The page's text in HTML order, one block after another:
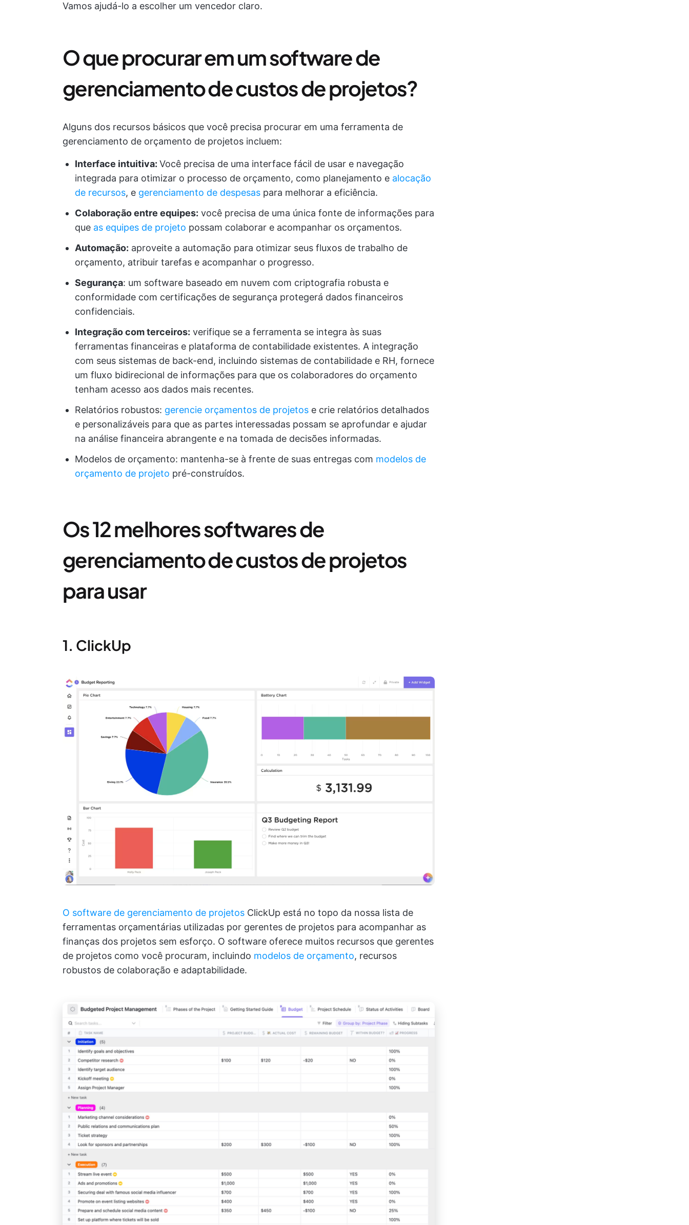
Vamos ajudá-lo a escolher um vencedor claro.
O que procurar em um software de
gerenciamento de custos de projetos?
Alguns dos recursos básicos que você precisa procurar em uma ferramenta de
gerenciamento de orçamento de projetos incluem:
Interface intuitiva: Você precisa de uma interface fácil de usar e navegação
integrada para otimizar o processo de orçamento, como planejamento e alocação
de recursos, e gerenciamento de despesas para melhorar a eficiência.
Colaboração entre equipes: você precisa de uma única fonte de informações para
que as equipes de projeto possam colaborar e acompanhar os orçamentos.
Automação: aproveite a automação para otimizar seus fluxos de trabalho de
orçamento, atribuir tarefas e acompanhar o progresso.
Segurança: um software baseado em nuvem com criptografia robusta e
conformidade com certificações de segurança protegerá dados financeiros
confidenciais.
Integração com terceiros: verifique se a ferramenta se integra às suas
ferramentas financeiras e plataforma de contabilidade existentes. A integração
com seus sistemas de back-end, incluindo sistemas de contabilidade e RH, fornece
um fluxo bidirecional de informações para que os colaboradores do orçamento
tenham acesso aos dados mais recentes.
Relatórios robustos: gerencie orçamentos de projetos e crie relatórios detalhados
e personalizáveis para que as partes interessadas possam se aprofundar e ajudar
na análise financeira abrangente e na tomada de decisões informadas.
Modelos de orçamento: mantenha-se à frente de suas entregas com modelos de
orçamento de projeto pré-construídos.
Os 12 melhores softwares de
gerenciamento de custos de projetos
para usar
1. ClickUp
O software de gerenciamento de projetos ClickUp está no topo da nossa lista de
ferramentas orçamentárias utilizadas por gerentes de projetos para acompanhar as
finanças dos projetos sem esforço. O software oferece muitos recursos que gerentes
de projetos como você procuram, incluindo modelos de orçamento, recursos
robustos de colaboração e adaptabilidade.